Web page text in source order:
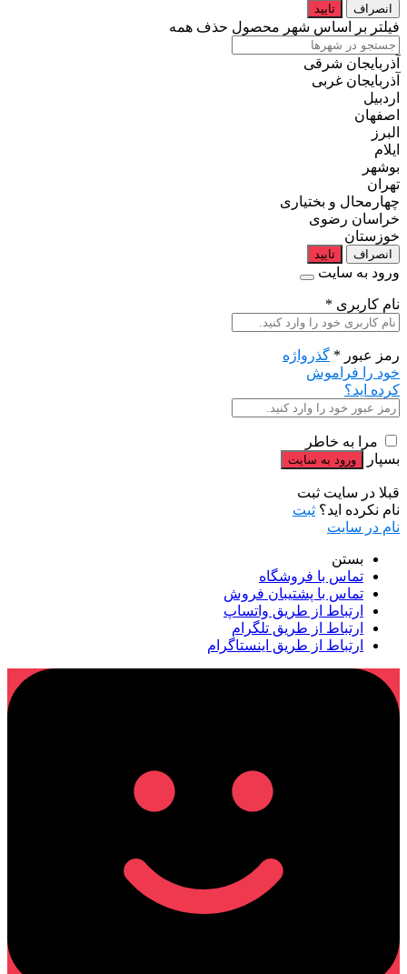
انصراف تایید
فیلتر بر اساس شهر محصول حذف همه
آذربایجان شرقی
آذربایجان غربی
اردبیل
اصفهان
البرز
ایلام
بوشهر
تهران
چهارمحال و بختیاری
خراسان رضوی
خوزستان
انصراف تایید
ورود به سایت
نام کاربری *
رمز عبور * گذرواژه
خود را فراموش
کرده اید؟
مرا به خاطر
بسپار
قبلا در سایت ثبت
نام نکرده اید؟ ثبت
نام در سایت
بستن
تماس با فروشگاه
تماس با پشتیبان فروش
ارتباط از طریق واتساپ
ارتباط از طریق تلگرام
ارتباط از طریق اینستاگرام